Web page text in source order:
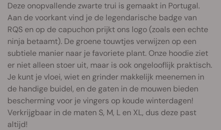
Deze onopvallende zwarte trui is gemaakt in Portugal.
Aan de voorkant vind je de legendarische badge van
RQS en op de capuchon prijkt ons logo (zoals een echte
ninja betaamt). De groene touwtjes verwijzen op een
subtiele manier naar je favoriete plant. Onze hoodie ziet
er niet alleen stoer uit, maar is ook ongelooflijk praktisch.
Je kunt je vloei, wiet en grinder makkelijk meenemen in
de handige buidel, en de gaten in de mouwen bieden
bescherming voor je vingers op koude winterdagen!
Verkrijgbaar in de maten S, M, L en XL, dus deze past
altijd!